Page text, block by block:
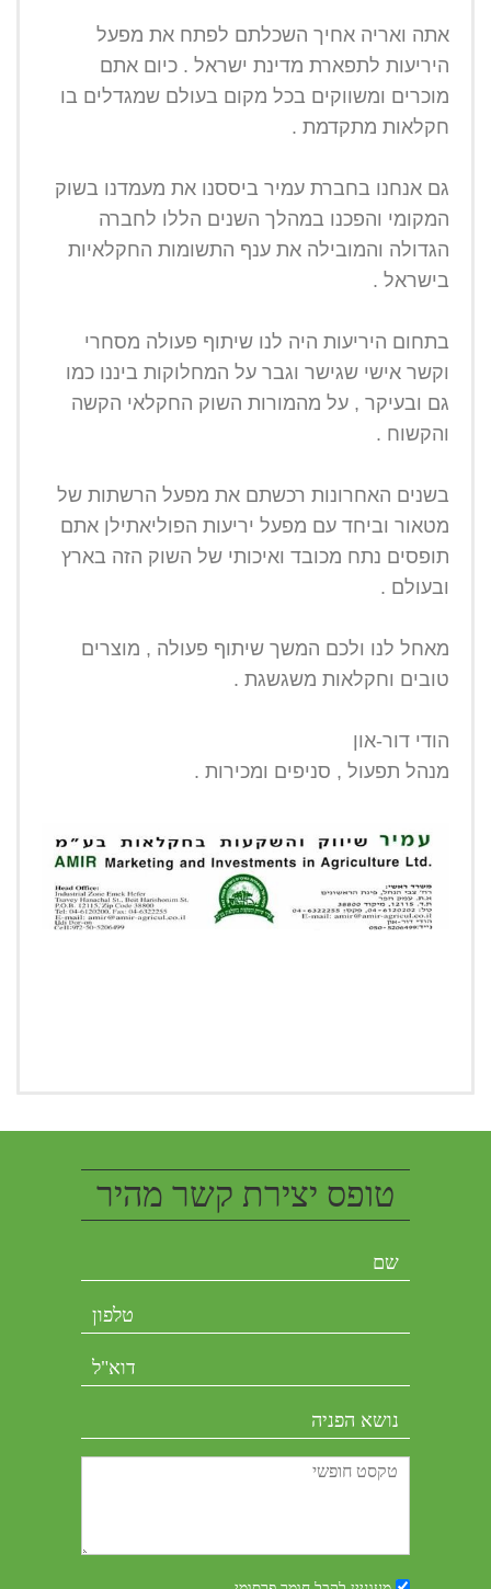
אתה ואריה אחיך השכלתם לפתח את מפעל
היריעות לתפארת מדינת ישראל . כיום אתם
מוכרים ומשווקים בכל מקום בעולם שמגדלים בו
חקלאות מתקדמת .
גם אנחנו בחברת עמיר ביססנו את מעמדנו בשוק
המקומי והפכנו במהלך השנים הללו לחברה
הגדולה והמובילה את ענף התשומות החקלאיות
בישראל .
בתחום היריעות היה לנו שיתוף פעולה מסחרי
וקשר אישי שגישר וגבר על המחלוקות ביננו כמו
גם ובעיקר , על מהמורות השוק החקלאי הקשה
והקשוח .
בשנים האחרונות רכשתם את מפעל הרשתות של
מטאור וביחד עם מפעל יריעות הפוליאתילן אתם
תופסים נתח מכובד ואיכותי של השוק הזה בארץ
ובעולם .
מאחל לנו ולכם המשך שיתוף פעולה , מוצרים
טובים וחקלאות משגשגת .
הודי דור-און
מנהל תפעול , סניפים ומכירות .
טופס יצירת קשר מהיר